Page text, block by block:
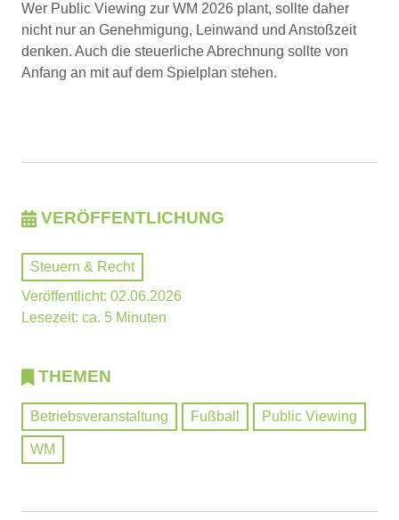
Wer Public Viewing zur WM 2026 plant, sollte daher
nicht nur an Genehmigung, Leinwand und Anstoßzeit
denken. Auch die steuerliche Abrechnung sollte von
Anfang an mit auf dem Spielplan stehen.
VERÖFFENTLICHUNG
Steuern & Recht
Veröffentlicht: 02.06.2026
Lesezeit: ca. 5 Minuten
THEMEN
Betriebsveranstaltung Fußball Public Viewing
WM